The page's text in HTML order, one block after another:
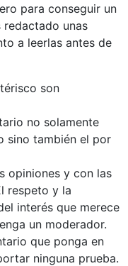
para conseguir un
unas
a leerlas antes de
son
no solamente
sino también el por
opiniones y con las
respeto y la
interés que merece
un moderador.
que ponga en
ninguna prueba.